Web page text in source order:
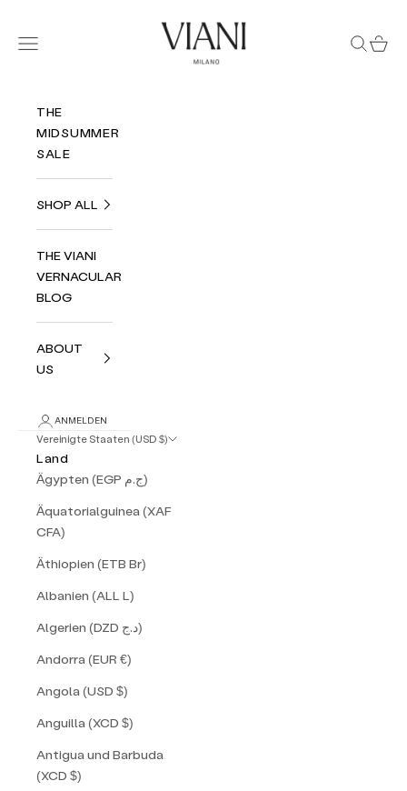
Viani Milano
Menü
Suchen
THE
MIDSUMMER
SALE
SHOP ALL
THE VIANI
VERNACULAR
BLOG
ABOUT
US
ANMELDEN
Vereinigte Staaten (USD $)
Land
Ägypten (EGP ج.م)
Äquatorialguinea (XAF
CFA)
Äthiopien (ETB Br)
Albanien (ALL L)
Algerien (DZD د.ج)
Andorra (EUR €)
Angola (USD $)
Anguilla (XCD $)
Antigua und Barbuda
(XCD $)